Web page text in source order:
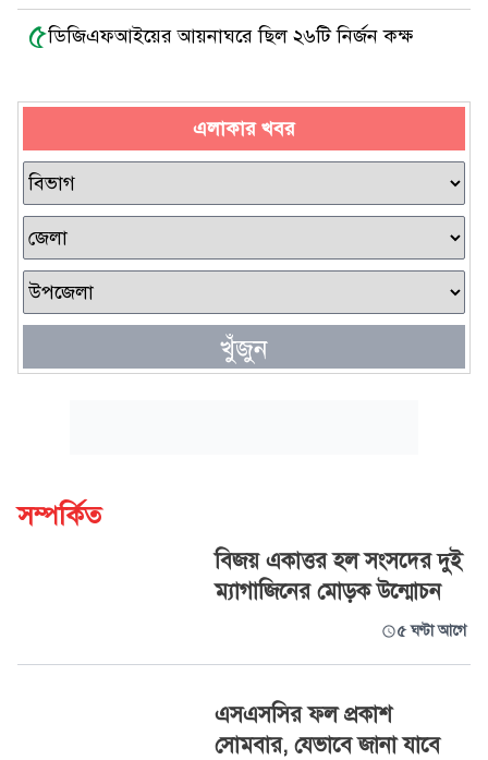
৫ডিজিএফআইয়ের আয়নাঘরে ছিল ২৬টি নির্জন কক্ষ
এলাকার খবর
খুঁজুন
সম্পর্কিত
বিজয় একাত্তর হল সংসদের দুই
ম্যাগাজিনের মোড়ক উন্মোচন
৫ ঘণ্টা আগে
এসএসসির ফল প্রকাশ
সোমবার, যেভাবে জানা যাবে